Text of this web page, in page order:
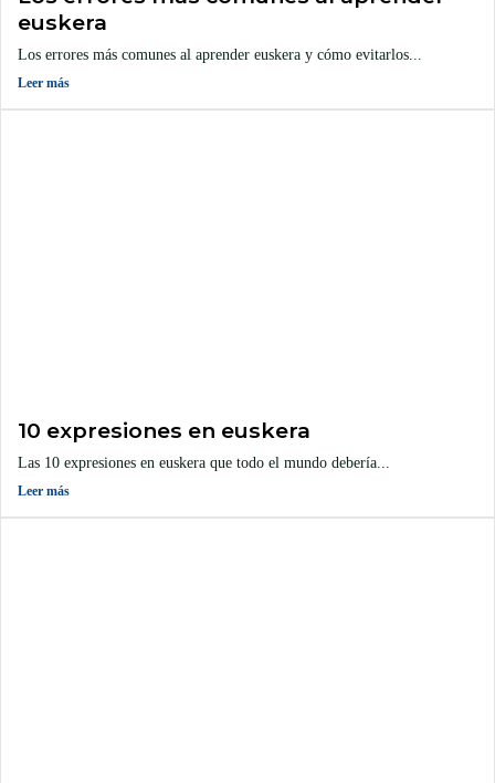
euskera
Los errores más comunes al aprender euskera y cómo evitarlos...
Leer más
10 expresiones en euskera
Las 10 expresiones en euskera que todo el mundo debería...
Leer más